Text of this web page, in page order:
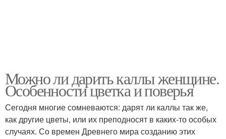
Можно ли дарить каллы женщине.
Особенности цветка и поверья
Сегодня многие сомневаются: дарят ли каллы так же,
как другие цветы, или их преподносят в каких-то особых
случаях. Со времен Древнего мира созданию этих